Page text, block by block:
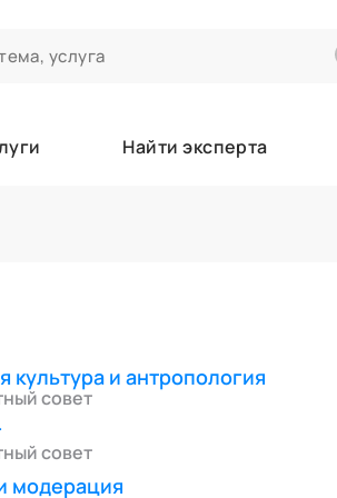
Найти эксперта
культура и антропология
совет
совет
модерация